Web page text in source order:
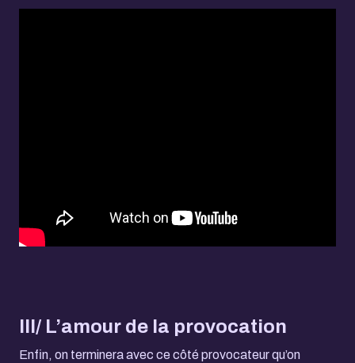
III/ L’amour de la provocation
Enfin, on terminera avec ce côté provocateur qu’on